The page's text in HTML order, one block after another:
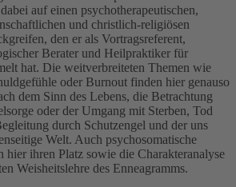
auf einen psychotherapeutischen,
und christlich-religiösen
den er als Vortragsreferent,
Berater und Heilpraktiker für
hat. Die weitverbreiteten Themen wie
oder Burnout finden hier genauso
dem Sinn des Lebens, die Betrachtung
oder der Umgang mit Sterben, Tod
durch Schutzengel und der uns
Welt. Auch psychosomatische
hier ihren Platz sowie die Charakteranalyse
Weisheitslehre des Enneagramms.